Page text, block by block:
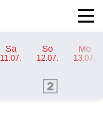
Sa
11.07.
So
12.07.
Mo
13.07.
ORF 2 Programm